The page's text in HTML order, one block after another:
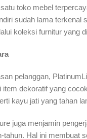
toko mebel
sudah lama terkenal
koleksi furnitur yang
pelanggan,
dekoratif yang
kayu jati yang tahan
juga menjamin
Hal ini